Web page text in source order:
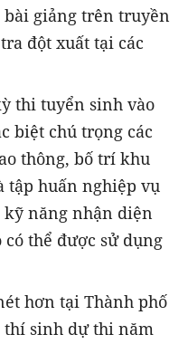
giảng trên truyền
đột xuất tại các
thi tuyển sinh vào
biệt chú trọng các
thông, bố trí khu
tập huấn nghiệp vụ
năng nhận diện
thể được sử dụng
hơn tại Thành phố
sinh dự thi năm